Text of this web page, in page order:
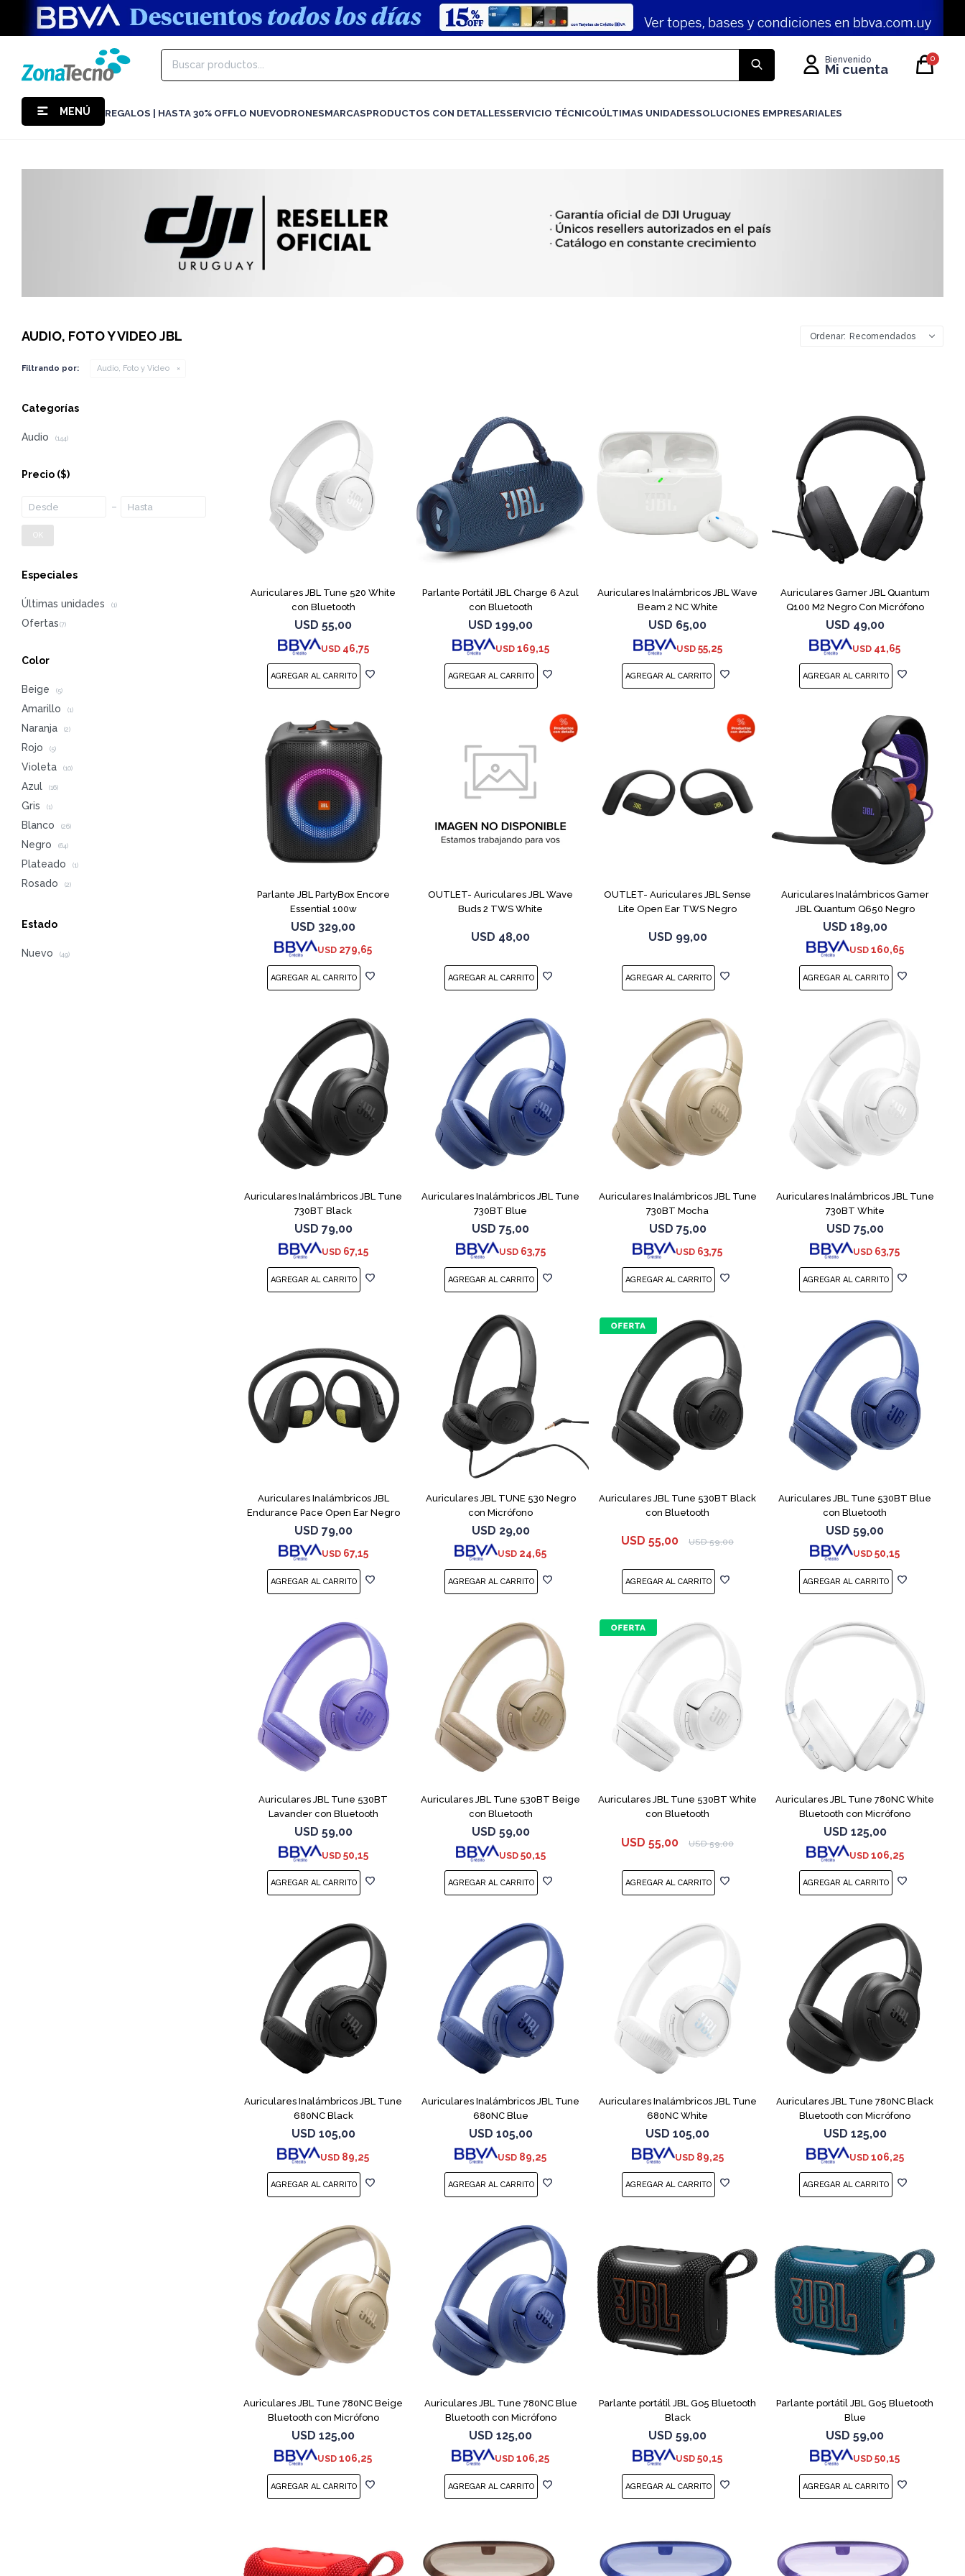
MENÚ REGALOS | HASTA 30% OFFLO NUEVODRONESMARCASPRODUCTOS CON DETALLESSERVICIO TÉCNICOÚLTIMAS UNIDADESSOLUCIONES EMPRESARIALES
0
AUDIO, FOTO Y VIDEO JBL Recomendados
Filtrando por: Audio, Foto y Video
Auriculares JBL Tune 520 White
con Bluetooth
USD 55,00
USD 46,75
Parlante Portátil JBL Charge 6 Azul
con Bluetooth
USD 199,00
USD 169,15
Auriculares Inalámbricos JBL Wave
Beam 2 NC White
USD 65,00
USD 55,25
Auriculares Gamer JBL Quantum
Q100 M2 Negro Con Micrófono
USD 49,00
USD 41,65
Parlante JBL PartyBox Encore
Essential 100w
USD 329,00
USD 279,65
OUTLET- Auriculares JBL Wave
Buds 2 TWS White
USD 48,00
OUTLET- Auriculares JBL Sense
Lite Open Ear TWS Negro
USD 99,00
Auriculares Inalámbricos Gamer
JBL Quantum Q650 Negro
USD 189,00
USD 160,65
Auriculares Inalámbricos JBL Tune
730BT Black
USD 79,00
USD 67,15
Auriculares Inalámbricos JBL Tune
730BT Blue
USD 75,00
USD 63,75
Auriculares Inalámbricos JBL Tune
730BT Mocha
USD 75,00
USD 63,75
Auriculares Inalámbricos JBL Tune
730BT White
USD 75,00
USD 63,75
Auriculares Inalámbricos JBL
Endurance Pace Open Ear Negro
USD 79,00
USD 67,15
Auriculares JBL TUNE 530 Negro
con Micrófono
USD 29,00
USD 24,65
Auriculares JBL Tune 530BT Black
con Bluetooth
USD 55,00 USD 59,00
Auriculares JBL Tune 530BT Blue
con Bluetooth
USD 59,00
USD 50,15
Auriculares JBL Tune 530BT
Lavander con Bluetooth
USD 59,00
USD 50,15
Auriculares JBL Tune 530BT Beige
con Bluetooth
USD 59,00
USD 50,15
Auriculares JBL Tune 530BT White
con Bluetooth
USD 55,00 USD 59,00
Auriculares JBL Tune 780NC White
Bluetooth con Micrófono
USD 125,00
USD 106,25
Auriculares Inalámbricos JBL Tune
680NC Black
USD 105,00
USD 89,25
Auriculares Inalámbricos JBL Tune
680NC Blue
USD 105,00
USD 89,25
Auriculares Inalámbricos JBL Tune
680NC White
USD 105,00
USD 89,25
Auriculares JBL Tune 780NC Black
Bluetooth con Micrófono
USD 125,00
USD 106,25
Auriculares JBL Tune 780NC Beige
Bluetooth con Micrófono
USD 125,00
USD 106,25
Auriculares JBL Tune 780NC Blue
Bluetooth con Micrófono
USD 125,00
USD 106,25
Parlante portátil JBL Go5 Bluetooth
Black
USD 59,00
USD 50,15
Parlante portátil JBL Go5 Bluetooth
Blue
USD 59,00
USD 50,15
Categorías
Audio (144)
Precio ($)
OK
Especiales
Últimas unidades (1)
Color
Beige (5)
Amarillo (1)
Naranja (2)
Rojo (5)
Violeta (10)
Azul (16)
Gris (1)
Blanco (26)
Negro (64)
Plateado (1)
Rosado (2)
Estado
Nuevo (49)